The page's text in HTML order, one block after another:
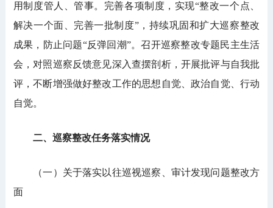
用制度管人、管事。完善各项制度，实现“整改一个点、
解决一个面、完善一批制度”，持续巩固和扩大巡察整改
成果，防止问题“反弹回潮”。召开巡察整改专题民主生活
会，对照巡察反馈意见深入查摆剖析，开展批评与自我批
评，不断增强做好整改工作的思想自觉、政治自觉、行动
自觉。
二、巡察整改任务落实情况
（一）关于落实以往巡视巡察、审计发现问题整改方
面